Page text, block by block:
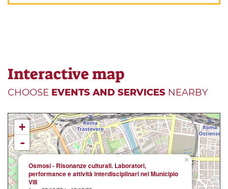
Interactive map
CHOOSE EVENTS AND SERVICES NEARBY
×
Osmosi - Risonanze culturali. Laboratori,
performance e attività interdisciplinari nel Municipio
VIII
+
-